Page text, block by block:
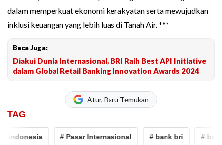
dalam memperkuat ekonomi kerakyatan serta mewujudkan
inklusi keuangan yang lebih luas di Tanah Air. ***
Baca Juga:
Diakui Dunia Internasional, BRI Raih Best API Initiative
dalam Global Retail Banking Innovation Awards 2024
Atur, Baru Temukan
TAG
indonesia # Pasar Internasional # bank bri #